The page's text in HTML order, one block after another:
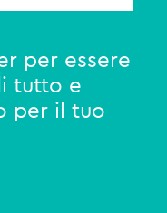
per essere
tutto e
per il tuo